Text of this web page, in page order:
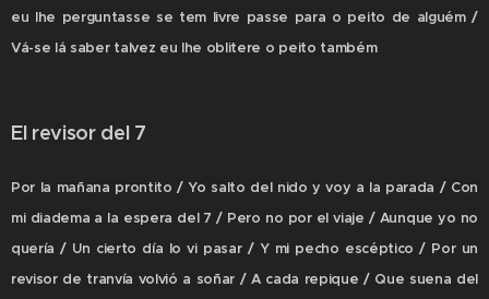
eu lhe perguntasse se tem livre passe para o peito de alguém /
Vá-se lá saber talvez eu lhe oblitere o peito também
El revisor del 7
Por la mañana prontito / Yo salto del nido y voy a la parada / Con
mi diadema a la espera del 7 / Pero no por el viaje / Aunque yo no
quería / Un cierto día lo vi pasar / Y mi pecho escéptico / Por un
revisor de tranvía volvió a soñar / A cada repique / Que suena del